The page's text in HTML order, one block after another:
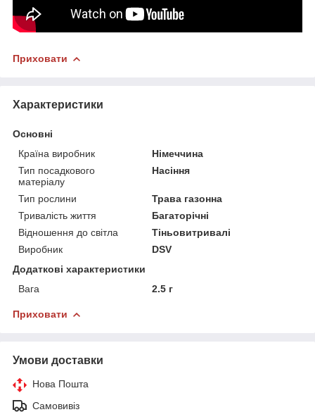
Приховати
Характеристики
Основні
Країна виробник
Німеччина
Тип посадкового
матеріалу
Насіння
Тип рослини
Трава газонна
Тривалість життя
Багаторічні
Відношення до світла
Тіньовитривалі
Виробник
DSV
Додаткові характеристики
Вага
2.5 г
Приховати
Умови доставки
Нова Пошта
Самовивіз